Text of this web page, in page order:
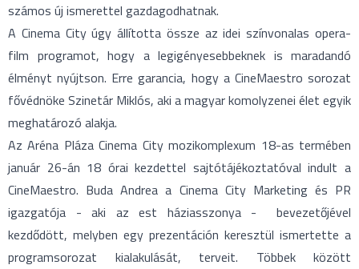
számos új ismerettel gazdagodhatnak.
A Cinema City úgy állította össze az idei színvonalas opera-
film programot, hogy a legigényesebbeknek is maradandó
élményt nyújtson. Erre garancia, hogy a CineMaestro sorozat
fővédnöke Szinetár Miklós, aki a magyar komolyzenei élet egyik
meghatározó alakja.
Az Aréna Pláza Cinema City mozikomplexum 18-as termében
január 26-án 18 órai kezdettel sajtótájékoztatóval indult a
CineMaestro. Buda Andrea a Cinema City Marketing és PR
igazgatója - aki az est háziasszonya - bevezetőjével
kezdődött, melyben egy prezentáción keresztül ismertette a
programsorozat kialakulását, terveit. Többek között